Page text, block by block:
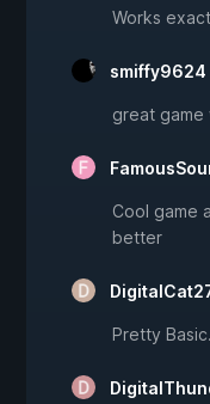
Works
smiffy9624
great
Cool game
better
Pretty